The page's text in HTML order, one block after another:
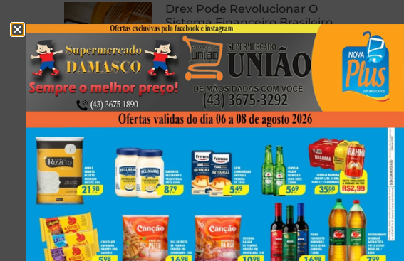
Drex Pode Revolucionar O
Sistema Financeiro Brasileiro
Com Contratos Inteligentes,
Tokenização E Dinheiro
Programável
Homem Sofre Ataque Cardíaco
Durante Relação Sexual, Morre E
Caso Gera Batalha Judicial Por
Doação De Órgãos